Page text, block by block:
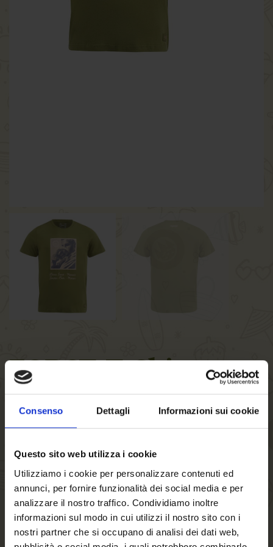
Consenso Dettagli Informazioni sui cookie
Questo sito web utilizza i cookie
Utilizziamo i cookie per personalizzare contenuti ed
annunci, per fornire funzionalità dei social media e per
analizzare il nostro traffico. Condividiamo inoltre
informazioni sul modo in cui utilizzi il nostro sito con i
nostri partner che si occupano di analisi dei dati web,
FORST-T-Shirt men
" Trenker"
Men’s green FORST T-shirt with vintage climber print, 100%
cotton
S: 50 cm wide at the bottom - 69 cm long (measured from
the collar)
M: 52 cm wide at the bottom - 71 cm long (measured from
the collar)